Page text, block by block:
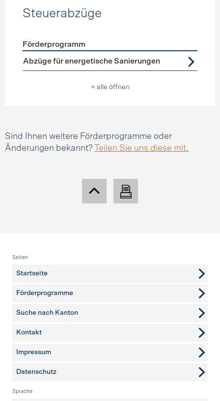
Steuerabzüge
Förderprogramme Steuerabzüge
Förderprogramm
Abzüge für energetische Sanierungen
+ alle öffnen
Sind Ihnen weitere Förderprogramme oder
Änderungen bekannt?
Teilen Sie uns diese mit.
Fusszeile
Seiten
Startseite
Förderprogramme
Suche nach Kanton
weitere Seiten
Kontakt
Impressum
Datenschutz
Sprache